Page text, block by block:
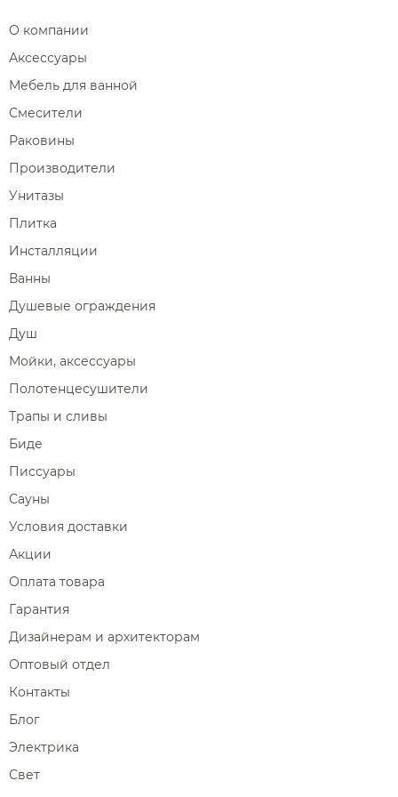
О компании
Аксессуары
Мебель для ванной
Смесители
Раковины
Производители
Унитазы
Плитка
Инсталляции
Ванны
Душевые ограждения
Душ
Мойки, аксессуары
Полотенцесушители
Трапы и сливы
Биде
Писсуары
Сауны
Условия доставки
Акции
Оплата товара
Гарантия
Дизайнерам и архитекторам
Оптовый отдел
Контакты
Блог
Электрика
Свет